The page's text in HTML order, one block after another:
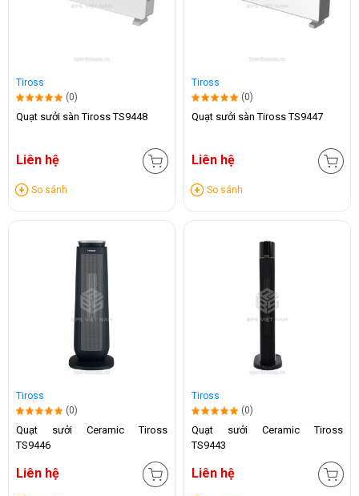
Tiross
(0)
Quạt sưởi sàn Tiross TS9448
Liên hệ
So sánh
Tiross
(0)
Quạt sưởi sàn Tiross TS9447
Liên hệ
So sánh
Tiross
(0)
Quạt sưởi Ceramic Tiross
TS9446
Liên hệ
Tiross
(0)
Quạt sưởi Ceramic Tiross
TS9443
Liên hệ